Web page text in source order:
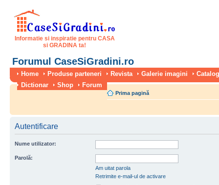
Informatie si inspiratie pentru CASA
si GRADINA ta!
Forumul CaseSiGradini.ro
Home Produse parteneri Revista Galerie imagini
Dictionar
Shop Forum
Prima pagină
Autentificare
Nume utilizator:
Parolă:
Am uitat parola
Retrimite e-mail-ul de activare